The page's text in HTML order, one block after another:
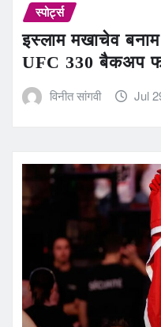
स्पोर्ट्स
इस्लाम मखाचेव
UFC 330 बैकअप
विनीत सांगवी Jul